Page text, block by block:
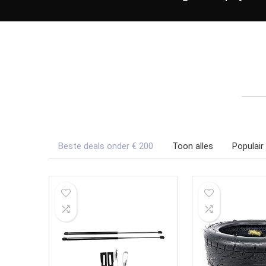
Beste deals onder € 200 Toon alles Populair